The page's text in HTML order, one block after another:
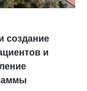
создание
и